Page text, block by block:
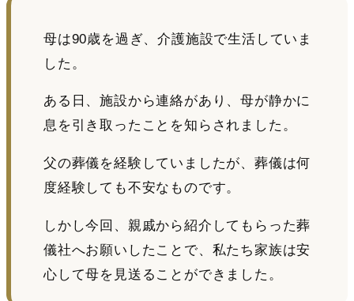
母は90歳を過ぎ、介護施設で生活していま
した。
ある日、施設から連絡があり、母が静かに
息を引き取ったことを知らされました。
父の葬儀を経験していましたが、葬儀は何
度経験しても不安なものです。
しかし今回、親戚から紹介してもらった葬
儀社へお願いしたことで、私たち家族は安
心して母を見送ることができました。